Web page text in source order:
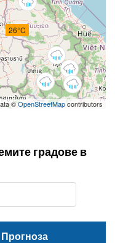
26°C
©OpenStreetMapcontributors
градове в
Прогноза